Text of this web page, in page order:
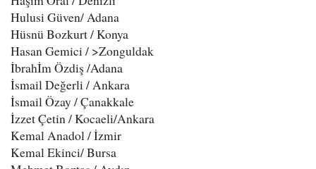
Hulusi Güven​/ Adana
Hüsnü Bozkurt / Konya
Hasan Gemici / >Zonguldak
İbrahİm Özdiş​ /Adana
İsmail Değerli​ / Ankara
İsmail Özay / Çanakkale
İzzet Çetin / Kocaeli/Ankara
Kemal Anadol​ / İzmir
Kemal Ekinci​/ Bursa